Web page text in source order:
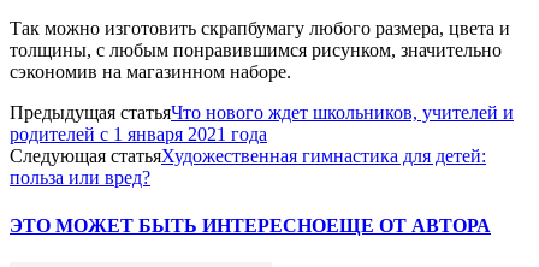
Так можно изготовить скрапбумагу любого размера, цвета и
толщины, с любым понравившимся рисунком, значительно
сэкономив на магазинном наборе.
Предыдущая статьяЧто нового ждет школьников, учителей и
родителей с 1 января 2021 года
Следующая статьяХудожественная гимнастика для детей:
польза или вред?
ЭТО МОЖЕТ БЫТЬ ИНТЕРЕСНОЕЩЕ ОТ АВТОРА